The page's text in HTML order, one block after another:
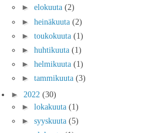
► elokuuta (2)
► heinäkuuta (2)
► toukokuuta (1)
► huhtikuuta (1)
► helmikuuta (1)
► tammikuuta (3)
► 2022 (30)
► lokakuuta (1)
► syyskuuta (5)